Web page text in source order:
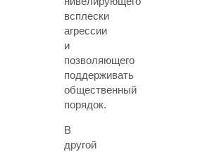
всплески
агрессии
и
позволяющего
поддерживать
общественный
порядок.
В
другой